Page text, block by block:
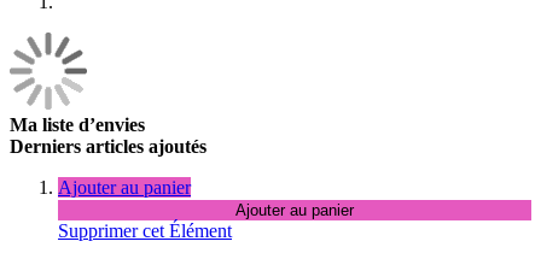
Ma liste d’envies
Derniers articles ajoutés
Ajouter au panier
Ajouter au panier
Supprimer cet Élément